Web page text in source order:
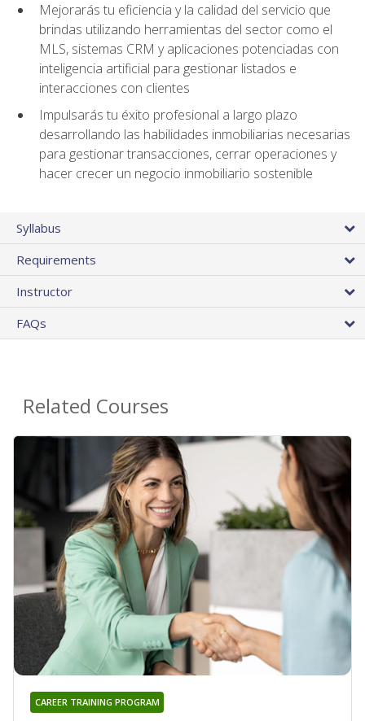
Mejorarás tu eficiencia y la calidad del servicio que
brindas utilizando herramientas del sector como el
MLS, sistemas CRM y aplicaciones potenciadas con
inteligencia artificial para gestionar listados e
interacciones con clientes
Impulsarás tu éxito profesional a largo plazo
desarrollando las habilidades inmobiliarias necesarias
para gestionar transacciones, cerrar operaciones y
hacer crecer un negocio inmobiliario sostenible
Syllabus
Requirements
Instructor
FAQs
Related Courses
CAREER TRAINING PROGRAM